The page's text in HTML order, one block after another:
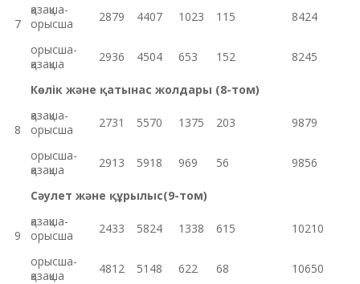
7
қазақша-
орысша
2879 4407 1023 115 8424
орысша-
қазақша
2936 4504 653 152 8245
8
Көлік және қатынас жолдары (8-том)
қазақша-
орысша
2731 5570 1375 203 9879
орысша-
қазақша
2913 5918 969 56 9856
9
Сәулет және құрылыс(9-том)
қазақша-
орысша
2433 5824 1338 615 10210
орысша-
қазақша
4812 5148 622 68 10650